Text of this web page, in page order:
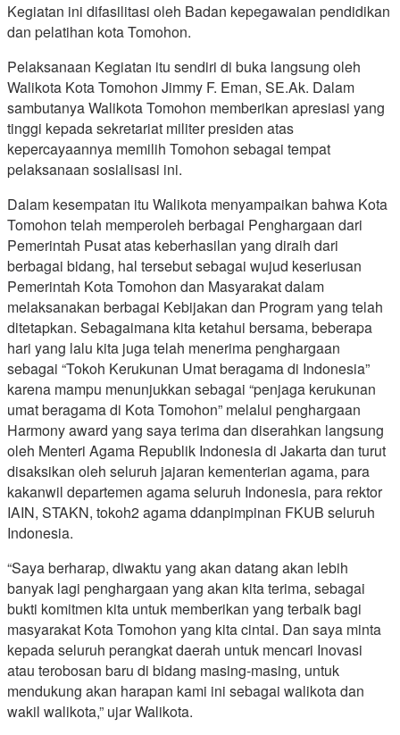
Kegiatan ini difasilitasi oleh Badan kepegawaian pendidikan
dan pelatihan kota Tomohon.
Pelaksanaan Kegiatan itu sendiri di buka langsung oleh
Walikota Kota Tomohon Jimmy F. Eman, SE.Ak. Dalam
sambutanya Walikota Tomohon memberikan apresiasi yang
tinggi kepada sekretariat militer presiden atas
kepercayaannya memilih Tomohon sebagai tempat
pelaksanaan sosialisasi ini.
Dalam kesempatan itu Walikota menyampaikan bahwa Kota
Tomohon telah memperoleh berbagai Penghargaan dari
Pemerintah Pusat atas keberhasilan yang diraih dari
berbagai bidang, hal tersebut sebagai wujud keseriusan
Pemerintah Kota Tomohon dan Masyarakat dalam
melaksanakan berbagai Kebijakan dan Program yang telah
ditetapkan. Sebagaimana kita ketahui bersama, beberapa
hari yang lalu kita juga telah menerima penghargaan
sebagai “Tokoh Kerukunan Umat beragama di Indonesia”
karena mampu menunjukkan sebagai “penjaga kerukunan
umat beragama di Kota Tomohon” melalui penghargaan
Harmony award yang saya terima dan diserahkan langsung
oleh Menteri Agama Republik Indonesia di Jakarta dan turut
disaksikan oleh seluruh jajaran kementerian agama, para
kakanwil departemen agama seluruh Indonesia, para rektor
IAIN, STAKN, tokoh2 agama ddanpimpinan FKUB seluruh
Indonesia.
“Saya berharap, diwaktu yang akan datang akan lebih
banyak lagi penghargaan yang akan kita terima, sebagai
bukti komitmen kita untuk memberikan yang terbaik bagi
masyarakat Kota Tomohon yang kita cintai. Dan saya minta
kepada seluruh perangkat daerah untuk mencari Inovasi
atau terobosan baru di bidang masing-masing, untuk
mendukung akan harapan kami ini sebagai walikota dan
wakil walikota,” ujar Walikota.